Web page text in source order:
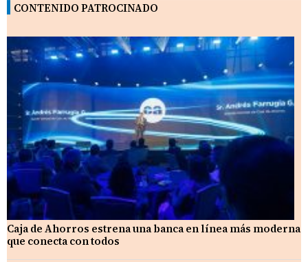
CONTENIDO PATROCINADO
Caja de Ahorros estrena una banca en línea más moderna
que conecta con todos